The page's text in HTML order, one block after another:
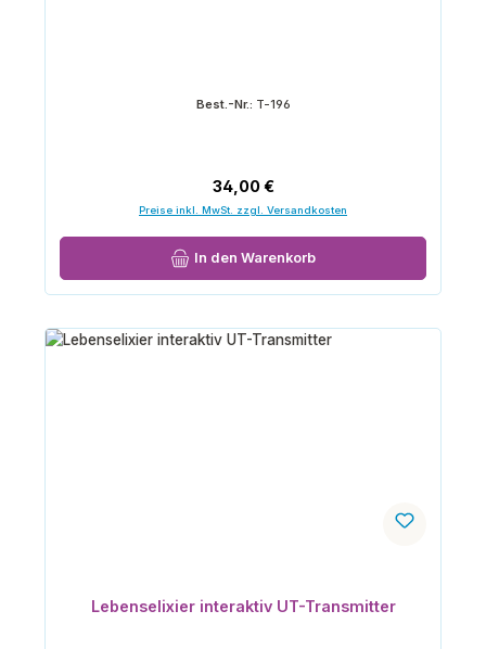
Best.-Nr.: T-196
Regulärer Preis:
34,00 €
Preise inkl. MwSt. zzgl. Versandkosten
In den Warenkorb
Lebenselixier interaktiv UT-Transmitter